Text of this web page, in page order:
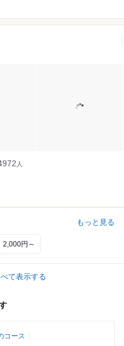
人
もっと見る
2,000円～
て表示する
コース